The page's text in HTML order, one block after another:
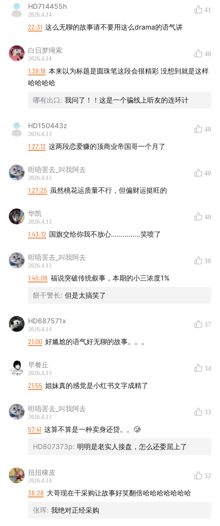
HD714455h
2026.4.14
41
22:31 这么无聊的故事请不要用这么drama的语气讲
白日梦绳索
2026.4.14
40
1:39:18 本来以为标题是圆珠笔这段会很精彩 没想到就是这样
哈哈哈哈
哪有出口: 我问了！！这是一个骗线上听友的连环计
HD150443z
2026.4.13
40
1:27:13 这两段恋爱赚的顶商业帝国哥一个月了
呾唔罢去_叫我阿去
2026.4.13
40
1:27:25 虽然桃花运质量不行，但偏财运挺旺的
华凯
2026.4.13
40
1:43:12 国旗交给你我不放心……………笑喷了
呾唔罢去_叫我阿去
2026.4.13
38
1:45:08 福说突破传统叙事，本期的小三浓度1%
餅干警长: 但是太搞笑了
HD687571x
2026.4.14
37
21:00 好尴尬的语气好无聊的故事。。。
早餐丘
2026.4.13
34
21:55 姐妹真的感觉是小红书文字成精了
呾唔罢去_叫我阿去
2026.4.13
33
57:41 这算不算是一种卖身还贷。。🥲
HD807373p: 明明是老实人接盘，怎么还委屈上了
扭扭橡皮
2026.4.14
32
38:28 大哥现在干采购让故事好笑翻倍哈哈哈哈哈哈哈
张珲: 我绝对正经采购